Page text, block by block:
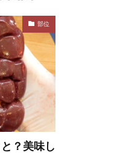
部位
？美味し